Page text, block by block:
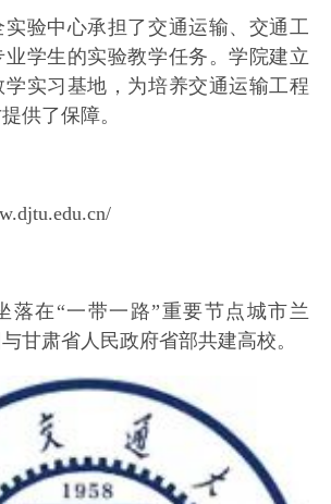
验中心承担了交通运输、交通工
学生的实验教学任务。学院建立
学实习基地，为培养交通运输工程
供了保障。
落在“一带一路”重要节点城市兰
甘肃省人民政府省部共建高校。